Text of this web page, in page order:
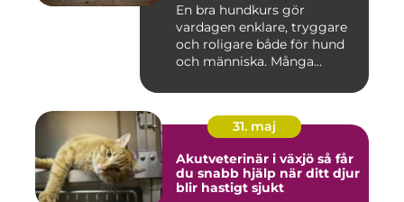
En bra hundkurs gör
vardagen enklare, tryggare
och roligare både för hund
och människa. Många
31. maj
Akutveterinär i växjö så får
du snabb hjälp när ditt djur
blir hastigt sjukt